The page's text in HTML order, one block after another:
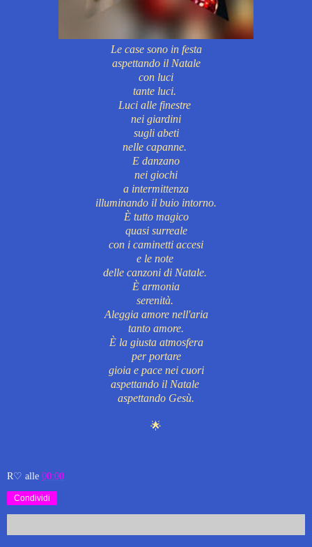
Le case sono in festa
aspettando il Natale
con luci
tante luci.
Luci alle finestre
nei giardini
sugli abeti
nelle capanne.
E danzano
nei giochi
a intermittenza
illuminando il buio intorno.
È tutto magico
quasi surreale
con i caminetti accesi
e le note
delle canzoni di Natale.
È armonia
serenità.
Aleggia amore nell'aria
tanto amore.
È la giusta atmosfera
per portare
gioia e pace nei cuori
aspettando il Natale
aspettando Gesù.
🌟
R♡ alle 00:00
Condividi